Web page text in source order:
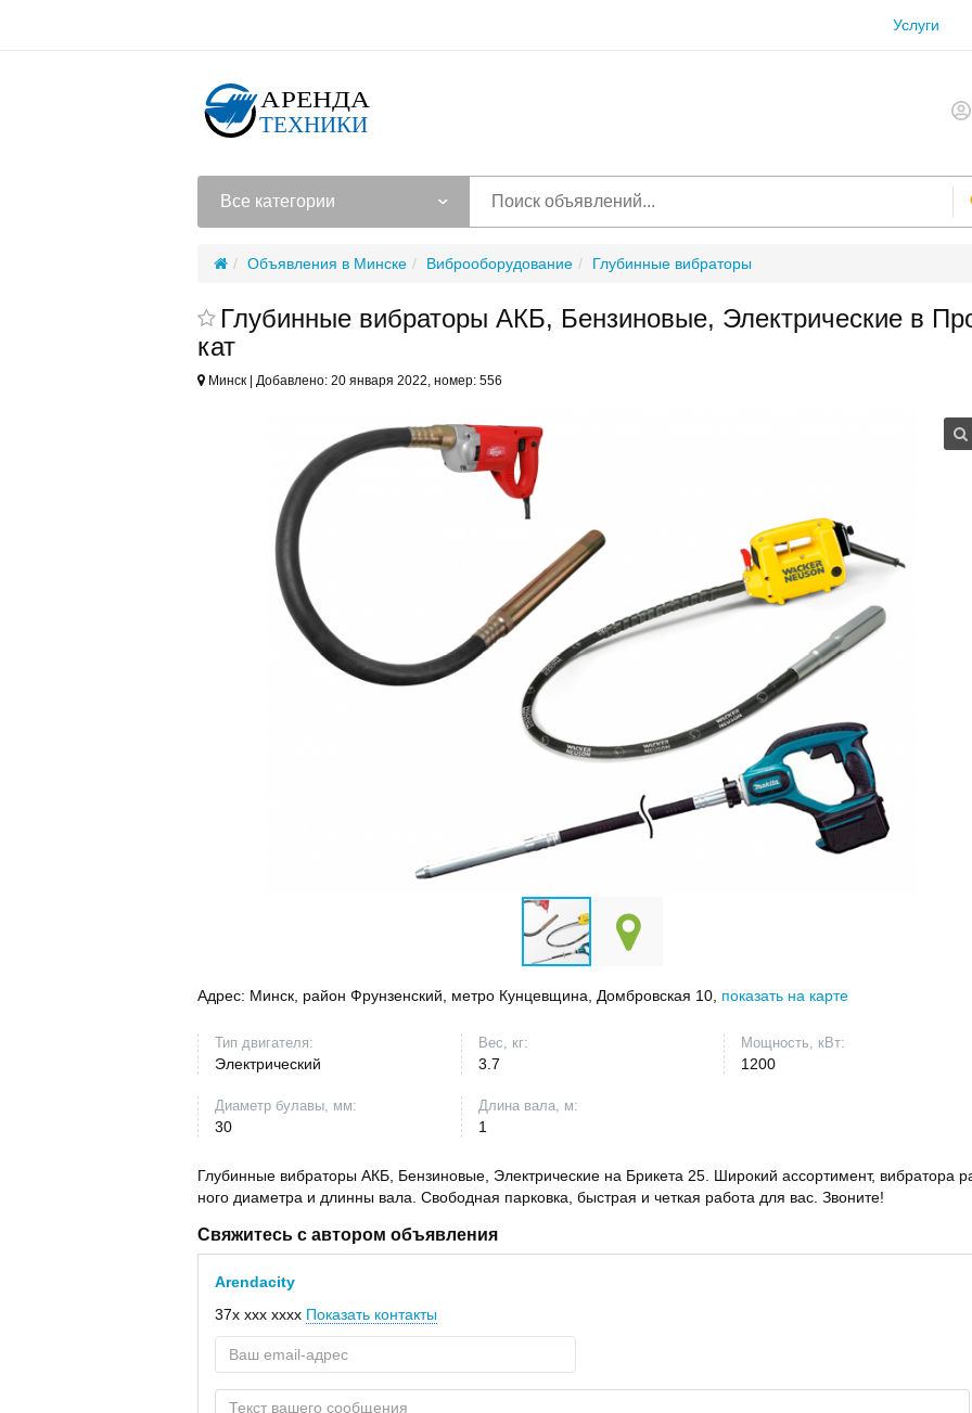
Услуги
Все категории
Объявления в Минске Виброоборудование Глубинные вибраторы
Глубинные вибраторы АКБ, Бензиновые, Электрические в
кат
Минск | Добавлено: 20 января 2022, номер: 556
Адрес: Минск, район Фрунзенский, метро Кунцевщина, Домбровская 10, показать на карте
Тип двигателя:
Электрический
Вес, кг:
3.7
Мощность, кВт:
1200
Диаметр булавы, мм:
30
Длина вала, м:
1
Глубинные вибраторы АКБ, Бензиновые, Электрические на Брикета 25. Широкий ассортимент, вибратора
ного диаметра и длинны вала. Свободная парковка, быстрая и четкая работа для вас. Звоните!
Свяжитесь с автором объявления
Arendacity
37x xxx xxxx Показать контакты